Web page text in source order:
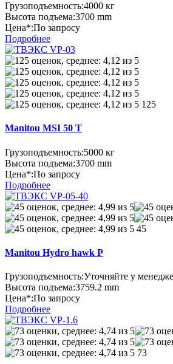
Грузоподъемность:4000 кг
Высота подъема:3700 mm
Цена*:По запросу
Подробнее
125
Manitou MSI 50 T
Грузоподъемность:5000 кг
Высота подъема:3700 mm
Цена*:По запросу
Подробнее
45
Manitou Hydro hawk P
Грузоподъемность:Уточняйте у
Высота подъема:3759.2 mm
Цена*:По запросу
Подробнее
73